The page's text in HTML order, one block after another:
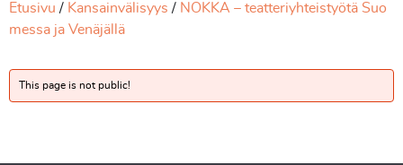
Etusivu Kansainvälisyys
NOKKA – teatteriyhteistyötä Suo
messa ja Venäjällä
This page is not public!